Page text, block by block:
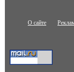
О сайте